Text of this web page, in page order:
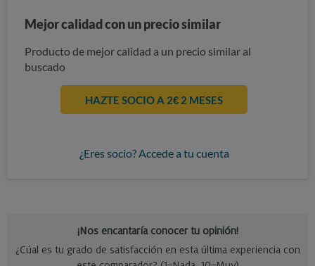
Mejor calidad con un precio similar
Producto de mejor calidad a un precio similar al
buscado
HAZTE SOCIO A 2€ 2 MESES
¿Eres socio? Accede a tu cuenta